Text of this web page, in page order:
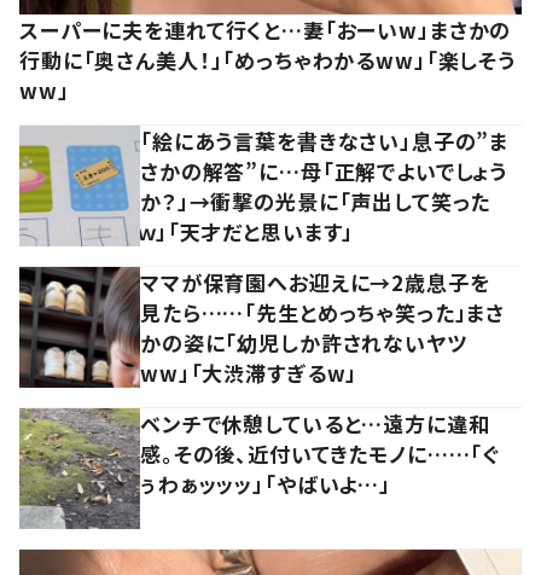
スーパーに夫を連れて行くと…妻「おーいw」まさかの
行動に「奥さん美人！」「めっちゃわかるww」「楽しそう
ww」
「絵にあう言葉を書きなさい」息子の”ま
さかの解答”に…母「正解でよいでしょう
か？」→衝撃の光景に「声出して笑った
ｗ」「天才だと思います」
ママが保育園へお迎えに→2歳息子を
見たら……「先生とめっちゃ笑った」まさ
かの姿に「幼児しか許されないヤツ
ww」「大渋滞すぎるw」
ベンチで休憩していると…遠方に違和
感。その後、近付いてきたモノに……「ぐ
ぅわぁッッッ」「やばいよ…」